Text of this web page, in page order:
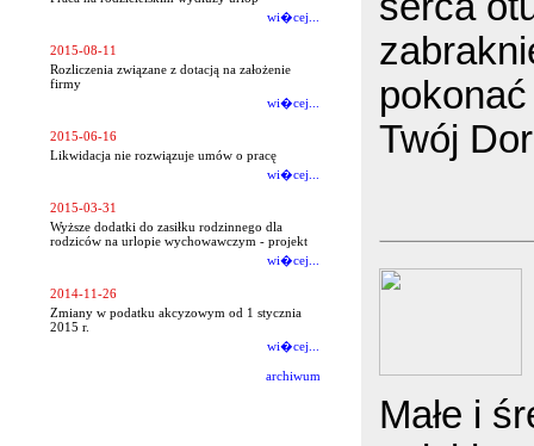
wi�cej...
2015-08-11
Rozliczenia związane z dotacją na założenie
firmy
wi�cej...
2015-06-16
Likwidacja nie rozwiązuje umów o pracę
wi�cej...
2015-03-31
Wyższe dodatki do zasiłku rodzinnego dla
rodziców na urlopie wychowawczym - projekt
wi�cej...
2014-11-26
Zmiany w podatku akcyzowym od 1 stycznia
2015 r.
wi�cej...
archiwum
Twój
Małe i